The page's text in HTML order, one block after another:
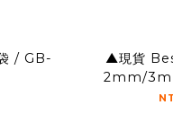
▲現貨
2mm/